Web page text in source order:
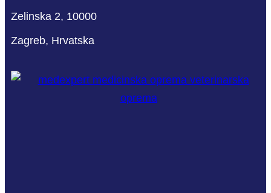
Zelinska 2, 10000
Zagreb, Hrvatska